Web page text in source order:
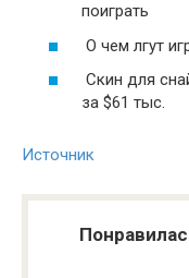
поиграть
О чем лгут
Скин для
за $61 тыс.
Источник